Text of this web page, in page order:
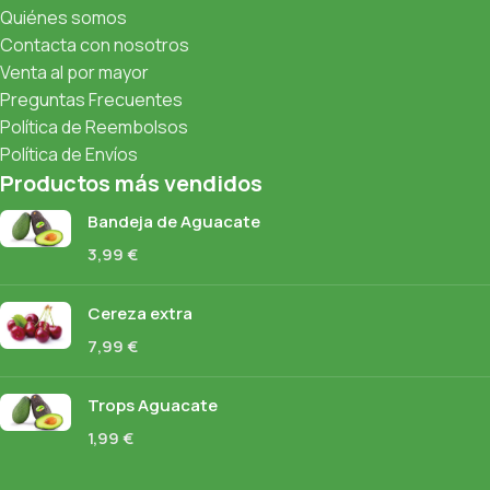
Quiénes somos
Contacta con nosotros
Venta al por mayor
Preguntas Frecuentes
Política de Reembolsos
Política de Envíos
Productos más vendidos
Bandeja de Aguacate
3,99€
Cereza extra
7,99€
Trops Aguacate
1,99€